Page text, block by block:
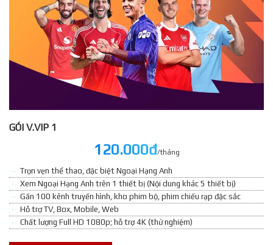
GÓI V.VIP 1
120.000đ/tháng
Trọn vẹn thể thao, đặc biệt Ngoại Hạng Anh
Xem Ngoại Hạng Anh trên 1 thiết bị (Nội dung khác 5 thiết bị)
Gần 100 kênh truyền hình, kho phim bộ, phim chiếu rạp đặc sắc
Hỗ trợ TV, Box, Mobile, Web
Chất lượng Full HD 1080p; hỗ trợ 4K (thử nghiệm)